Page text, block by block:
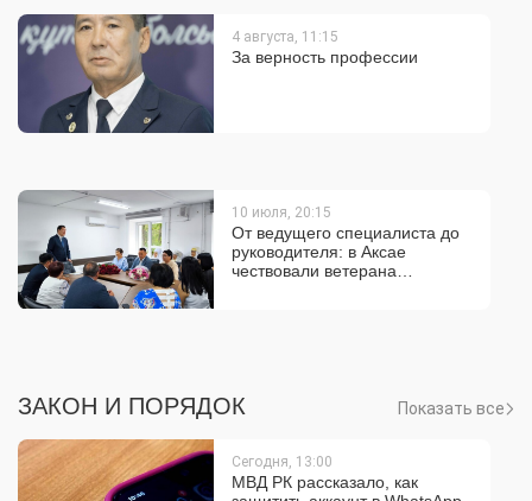
4 августа, 11:15
За верность профессии
10 июля, 20:15
От ведущего специалиста до
руководителя: в Аксае
чествовали ветерана
ЗАКОН И ПОРЯДОК Показать все
Сегодня, 13:00
МВД РК рассказало, как